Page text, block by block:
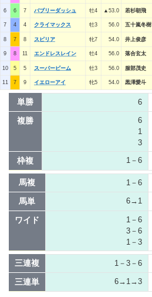
6 6 7 バブリーダッシュ 牡4 ▲53.0 若杉朝飛
7 4 4 クライマックス 牡3 56.0 五十嵐冬樹
8 7 8 スピリア 牝7 54.0 井上俊彦
9 8 11 エンドレスレイン 牡4 56.0 落合玄太
10 5 5 スーパービーム 牡3 56.0 服部茂史
11 7 9 イエローアイ 牝5 54.0 黒澤愛斗
単勝 6
複勝
6
1
3
枠複 1－6
馬複 1－6
馬単 6→1
ワイド
1－6
3－6
1－3
三連複 1－3－6
三連単 6→1→3